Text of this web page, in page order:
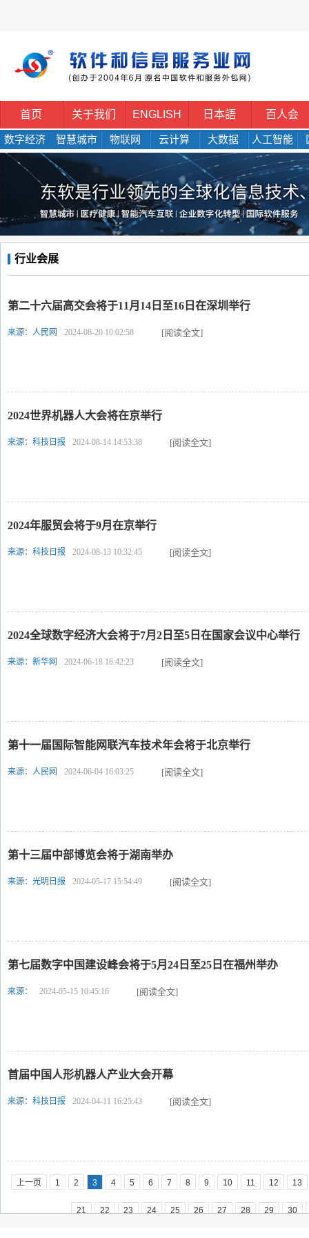
首页 关于我们 ENGLISH 日本語 百人会
数字经济 智慧城市 物联网 云计算 大数据 人工智能
行业会展
第二十六届高交会将于11月14日至16日在深圳举行
来源：人民网 2024-08-20 10:02:58 [阅读全文]
2024世界机器人大会将在京举行
来源：科技日报 2024-08-14 14:53:38 [阅读全文]
2024年服贸会将于9月在京举行
来源：科技日报 2024-08-13 10:32:45 [阅读全文]
2024全球数字经济大会将于7月2日至5日在国家会议中心举行
来源：新华网 2024-06-18 16:42:23 [阅读全文]
第十一届国际智能网联汽车技术年会将于北京举行
来源：人民网 2024-06-04 16:03:25 [阅读全文]
第十三届中部博览会将于湖南举办
来源：光明日报 2024-05-17 15:54:49 [阅读全文]
第七届数字中国建设峰会将于5月24日至25日在福州举办
来源： 2024-05-15 10:45:16 [阅读全文]
首届中国人形机器人产业大会开幕
来源：科技日报 2024-04-11 16:25:43 [阅读全文]
上一页 1 2 3 4 5 6 7 8 9 10 11 12 13
21 22 23 24 25 26 27 28 29 30